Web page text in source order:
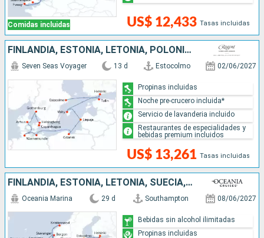
Comidas incluidas US$ 12,433 Tasas incluidas
FINLANDIA, ESTONIA, LETONIA, POLONIA, ALEMANIA, SUECIA, DINAMARCA
Seven Seas Voyager 13 d Estocolmo 02/06/2027
US$ 13,261 Tasas incluidas
Propinas incluidas
Noche pre-crucero incluida*
Servicio de lavanderia incluido
Restaurantes de especialidades y
bebidas premium incluidos
FINLANDIA, ESTONIA, LETONIA, SUECIA, ALEMANIA, DINAMARCA, REINO UNIDO, IRLANDA, NORUEGA
Oceania Marina 29 d Southampton 08/06/2027
Bebidas sin alcohol ilimitadas
Propinas incluidas